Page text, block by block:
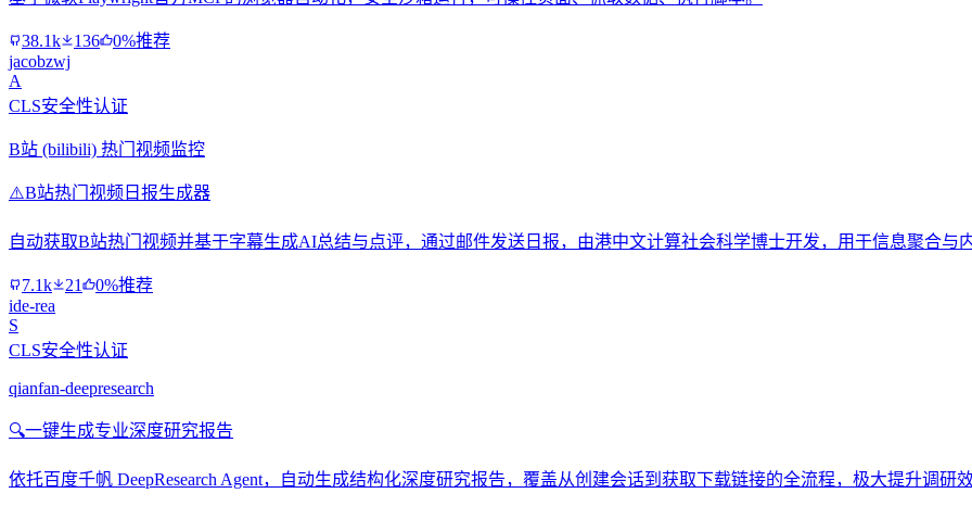
38.1k 136
0%推荐
jacobzwj
A
CLS安全性认证
B站 (bilibili) 热门视频监控
⚠️B站热门视频日报生成器
自动获取B站热门视频并基于字幕生成AI总结与点评，通过邮件发送日报，由港中文计算社会科学博士开发，用于信息聚合与
7.1k 21
0%推荐
ide-rea
S
CLS安全性认证
qianfan-deepresearch
🔍一键生成专业深度研究报告
依托百度千帆 DeepResearch Agent，自动生成结构化深度研究报告，覆盖从创建会话到获取下载链接的全流程，极大提升调研